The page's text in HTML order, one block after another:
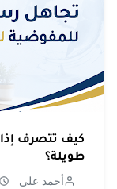
كيف تتصرف
طويلة؟
أحمد علي